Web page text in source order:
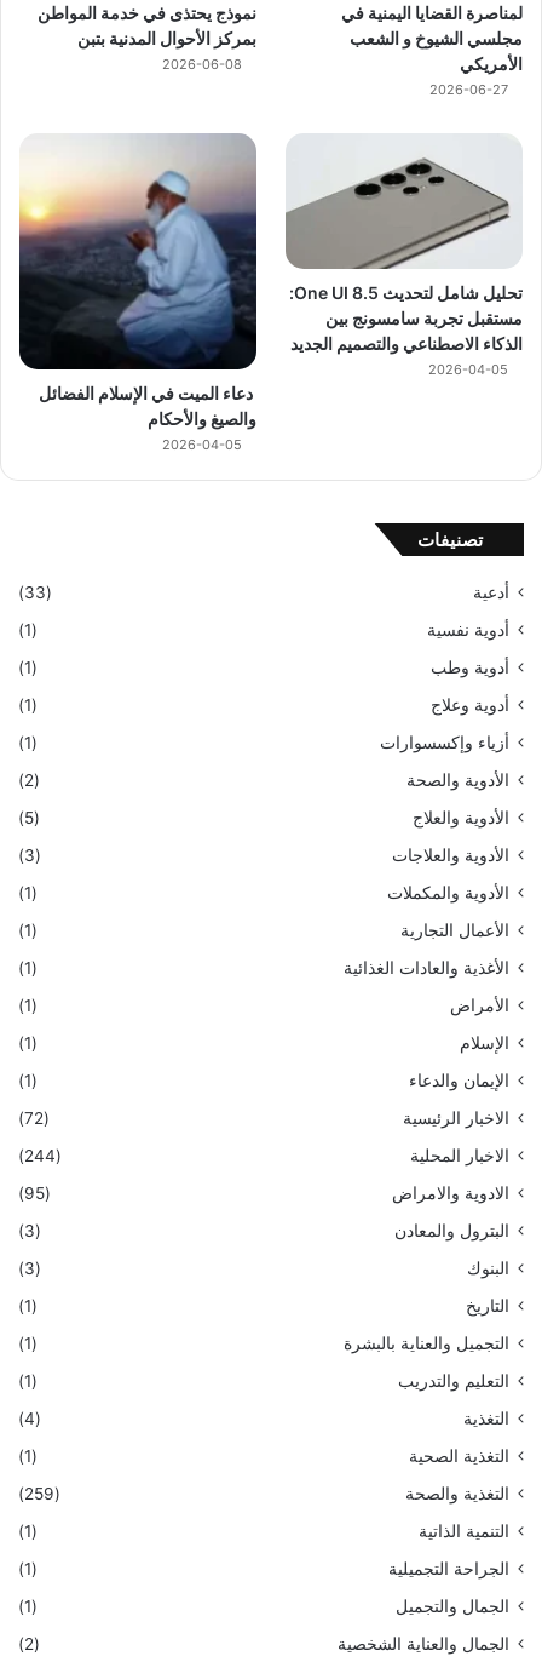
لمناصرة القضايا اليمنية في
مجلسي الشيوخ و الشعب
الأمريكي
2026-06-27
نموذج يحتذى في خدمة المواطن
بمركز الأحوال المدنية بتبن
2026-06-08
تحليل شامل لتحديث One UI 8.5:
مستقبل تجربة سامسونج بين
الذكاء الاصطناعي والتصميم الجديد
2026-04-05
دعاء الميت في الإسلام الفضائل
والصيغ والأحكام
2026-04-05
تصنيفات
أدعية
(33)
أدوية نفسية
(1)
أدوية وطب
(1)
أدوية وعلاج
(1)
أزياء وإكسسوارات
(1)
الأدوية والصحة
(2)
الأدوية والعلاج
(5)
الأدوية والعلاجات
(3)
الأدوية والمكملات
(1)
الأعمال التجارية
(1)
الأغذية والعادات الغذائية
(1)
الأمراض
(1)
الإسلام
(1)
الإيمان والدعاء
(1)
الاخبار الرئيسية
(72)
الاخبار المحلية
(244)
الادوية والامراض
(95)
البترول والمعادن
(3)
البنوك
(3)
التاريخ
(1)
التجميل والعناية بالبشرة
(1)
التعليم والتدريب
(1)
التغذية
(4)
التغذية الصحية
(1)
التغذية والصحة
(259)
التنمية الذاتية
(1)
الجراحة التجميلية
(1)
الجمال والتجميل
(1)
الجمال والعناية الشخصية
(2)